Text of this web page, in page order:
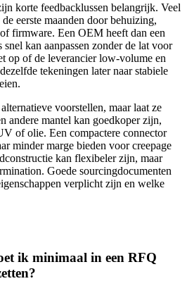
korte feedbacklussen belangrijk. Veel
eerste maanden door behuizing,
firmware. Een OEM heeft dan een
kan aanpassen zonder de lat voor
op of de leverancier low-volume en
tekeningen later naar stabiele
voorstellen, maar laat ze
andere mantel kan goedkoper zijn,
of olie. Een compactere connector
minder marge bieden voor creepage
kan flexibeler zijn, maar
Goede sourcingdocumenten
verplicht zijn en welke
ik minimaal in een RFQ